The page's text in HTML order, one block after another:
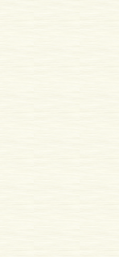
間
ーハウス建設のため